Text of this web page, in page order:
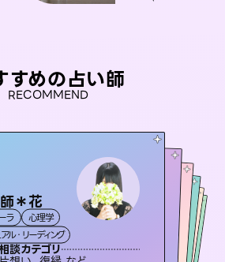
すめの占い師
RECOMMEND
＊花
ラ
心理学
ル・リーディング
談カテゴリ
リス -iris-
占星術 タロット
ン
意な相談カテゴリ
桃源珠羽（ とうげんみう）
霊視・オーラ
スピリチュアル・リーディング
得意な相談カテゴリ
彗望（すいぼう
霊視・オーラ
スピリチュアル・リーディング
得意な相談カテゴリ
おう 霊感オラクル
霊視・オーラ
オラクルカード
セラピスト理恵
霊視・オーラ タロット
スピリチュアル・リーディング